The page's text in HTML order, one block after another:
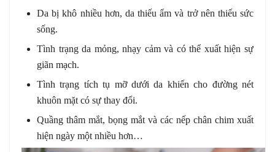
Da bị khô nhiều hơn, da thiếu ẩm và trở nên thiếu sức
sống.
Tình trạng da mỏng, nhạy cảm và có thể xuất hiện sự
giãn mạch.
Tình trạng tích tụ mỡ dưới da khiến cho đường nét
khuôn mặt có sự thay đổi.
Quầng thâm mắt, bọng mắt và các nếp chân chim xuất
hiện ngày một nhiều hơn…